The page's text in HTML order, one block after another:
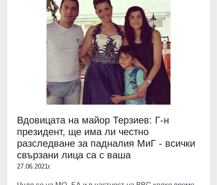
Вдовицата на майор Терзиев: Г-н
президент, ще има ли честно
разследване за падналия МиГ - всички
свързани лица са с ваша
27.06.2021г.